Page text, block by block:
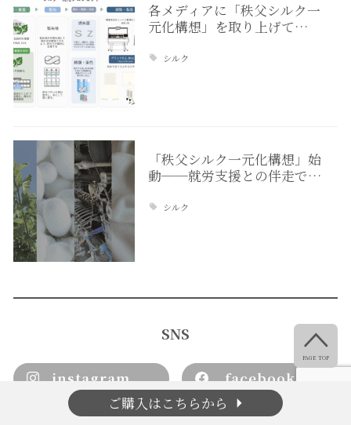
各メディアに「秩父シルク一
元化構想」を取り上げて…
シルク
「秩父シルク一元化構想」始
動──就労支援との伴走で…
シルク
SNS
instagram facebook
ご購入はこちらから arrow_right

PAGE TOP